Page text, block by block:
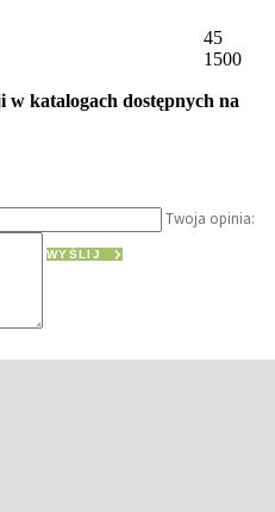
45
1500
w katalogach dostępnych na
Twoja opinia:
WYŚLIJ